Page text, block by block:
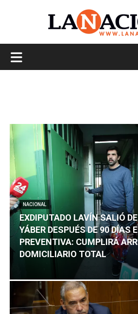
NACIONAL
EXDIPUTADO LAVÍN SALIÓ
YÁBER DESPUÉS DE 90 DÍAS
PREVENTIVA: CUMPLIRÁ
DOMICILIARIO TOTAL